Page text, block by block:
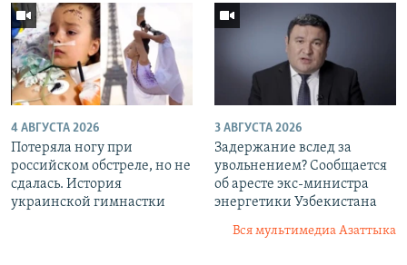
4 АВГУСТА 2026
Потеряла ногу при
российском обстреле, но не
сдалась. История
украинской гимнастки
3 АВГУСТА 2026
Задержание вслед за
увольнением? Сообщается
об аресте экс-министра
энергетики Узбекистана
Вся мультимедиа Азаттыка